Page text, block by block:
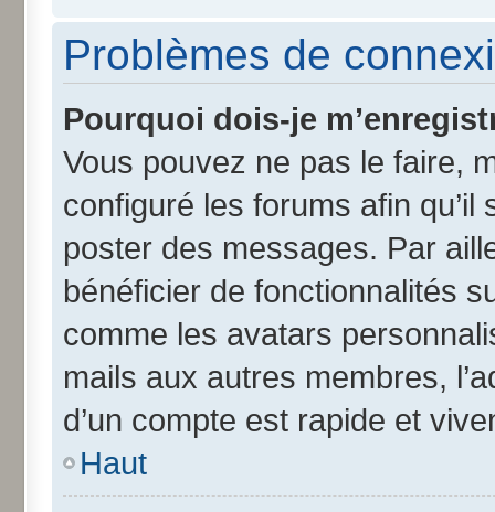
Problèmes de
Pourquoi dois-je
Vous pouvez ne pas le faire,
configuré les forums afin
poster des messages. Par
bénéficier de fonctionnalités
comme les avatars
mails aux autres membres,
d’un compte est rapide et
Haut